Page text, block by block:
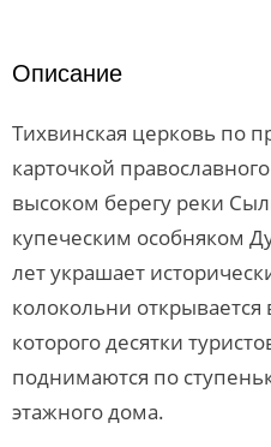
Описание
Тихвинская церковь по
карточкой
высоком берегу реки
купеческим особняком
лет украшает
колокольни
которого десятки
поднимаются по
этажного дома.